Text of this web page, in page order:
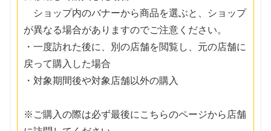
ショップ内のバナーから商品を選ぶと、ショップ
が異なる場合がありますのでご注意ください。
・一度訪れた後に、別の店舗を閲覧し、元の店舗に
戻って購入した場合
・対象期間後や対象店舗以外の購入
※ご購入の際は必ず最後にこちらのページから店舗